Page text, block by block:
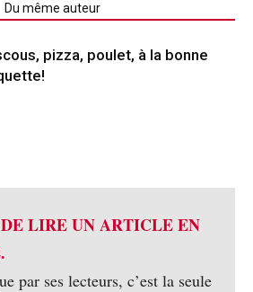
Du même auteur
pizza, poulet, à la bonne
LIRE UN ARTICLE EN
par ses lecteurs, c’est la seule